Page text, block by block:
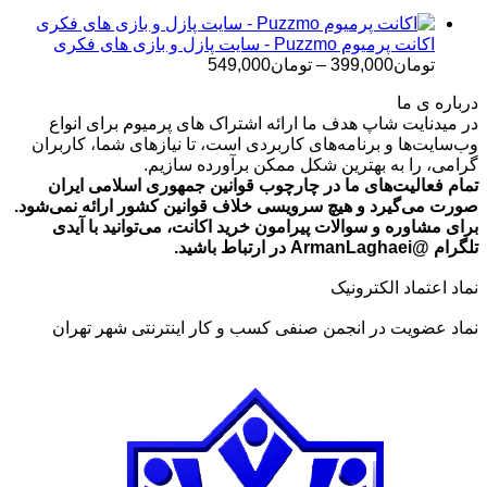
تومان699,000
اکانت پرمیوم Puzzmo - سایت پازل و بازی های فکری
تومان399,000
– تومان549,000
تا
تومان549,000
درباره ی ما
در میدنایت شاپ هدف ما ارائه اشتراک های پرمیوم برای انواع
وب‌سایت‌ها و برنامه‌های کاربردی است، تا نیازهای شما، کاربران
گرامی، را به بهترین شکل ممکن برآورده سازیم.
تمام فعالیت‌های ما در چارچوب قوانین جمهوری اسلامی ایران
صورت می‌گیرد و هیچ سرویسی خلاف قوانین کشور ارائه نمی‌شود.
برای مشاوره و سوالات پیرامون خرید اکانت، می‌توانید با آیدی
تلگرام @ArmanLaghaei در ارتباط باشید.
نماد اعتماد الکترونیک
نماد عضویت در انجمن صنفی کسب و کار اینترنتی شهر تهران